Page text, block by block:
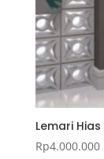
Lemari
Rp4.000.000